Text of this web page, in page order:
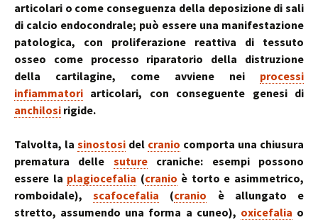
articolari o come conseguenza della deposizione di sali
di calcio endocondrale; può essere una manifestazione
patologica, con proliferazione reattiva di tessuto
osseo come processo riparatorio della distruzione
della cartilagine, come avviene nei processi
infiammatori articolari, con conseguente genesi di
anchilosi rigide.
Talvolta, la sinostosi del cranio comporta una chiusura
prematura delle suturecraniche: esempi possono
essere la plagiocefalia (cranio è torto e asimmetrico,
romboidale),scafocefalia (cranio è allungato e
stretto, assumendo una forma a cuneo), oxicefalia o